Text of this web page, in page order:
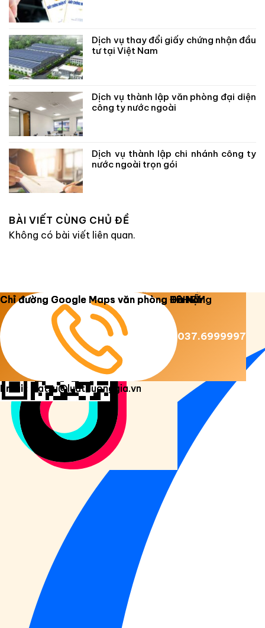
Dịch vụ thay đổi giấy chứng nhận đầu
tư tại Việt Nam
Dịch vụ thành lập văn phòng đại diện
công ty nước ngoài
Dịch vụ thành lập chi nhánh công ty
nước ngoài trọn gói
BÀI VIẾT CÙNG CHỦ ĐỀ
Không có bài viết liên quan.
Copyright 2026 © Luật Dương Gia